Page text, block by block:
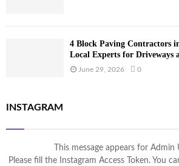
4 Block Paving Contractors
Local Experts for Driveways
June 29, 2026 0
INSTAGRAM
This message appears for Admin
Please fill the Instagram Access Token. You